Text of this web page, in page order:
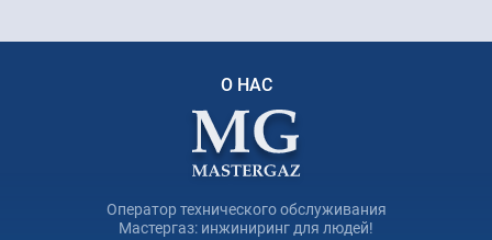
О НАС
Оператор технического обслуживания
Мастергаз: инжиниринг для людей!